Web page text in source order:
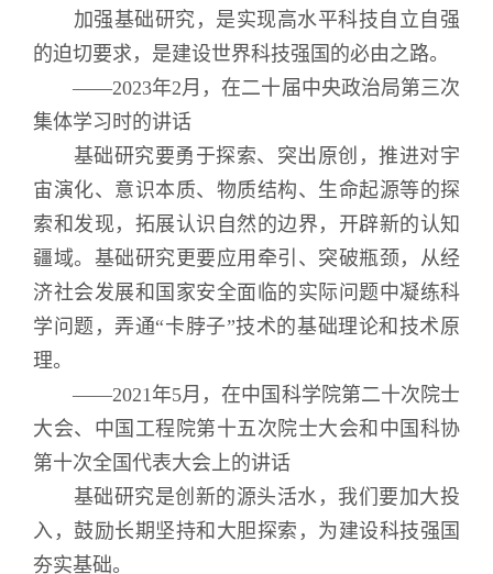
加强基础研究，是实现高水平科技自立自强
的迫切要求，是建设世界科技强国的必由之路。
——2023年2月，在二十届中央政治局第三次
集体学习时的讲话
基础研究要勇于探索、突出原创，推进对宇
宙演化、意识本质、物质结构、生命起源等的探
索和发现，拓展认识自然的边界，开辟新的认知
疆域。基础研究更要应用牵引、突破瓶颈，从经
济社会发展和国家安全面临的实际问题中凝练科
学问题，弄通“卡脖子”技术的基础理论和技术原
理。
——2021年5月，在中国科学院第二十次院士
大会、中国工程院第十五次院士大会和中国科协
第十次全国代表大会上的讲话
基础研究是创新的源头活水，我们要加大投
入，鼓励长期坚持和大胆探索，为建设科技强国
夯实基础。